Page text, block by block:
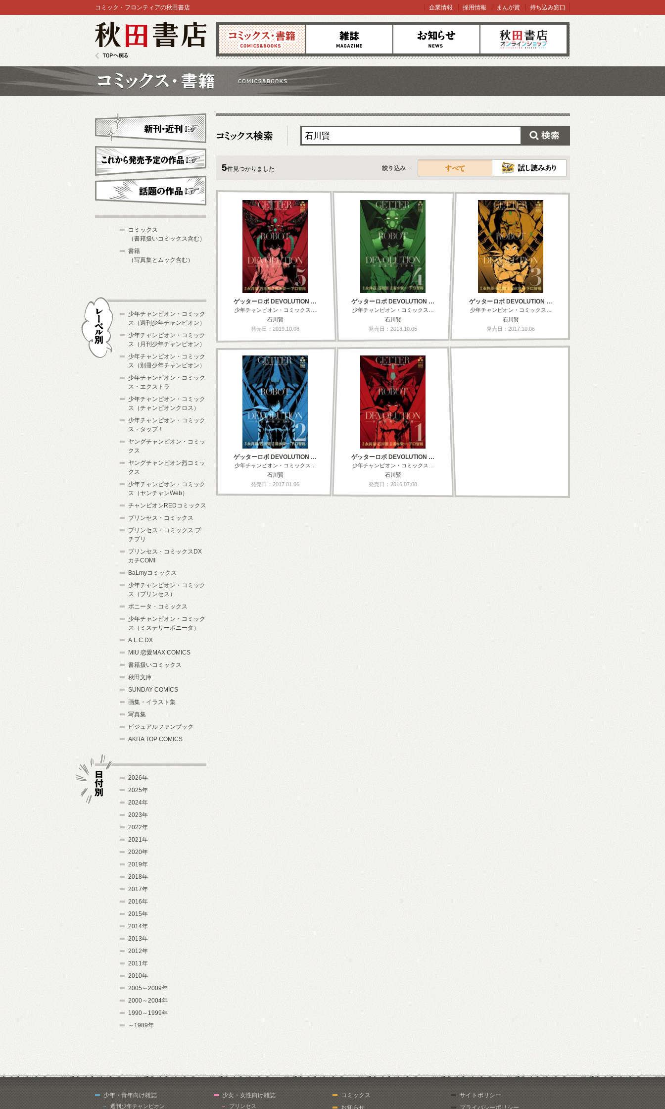
コミックス 雑誌 お知らせ オンラインショップ
コミック・フロンティアの秋田書店 企業情報 採用情報 まんが賞 持ち込み窓口
5件見つかりました
すべて
ゲッターロボ DEVOLUTION …
少年チャンピオン・コミックス…
石川賢
発売日：2019.10.08
ゲッターロボ DEVOLUTION …
少年チャンピオン・コミックス…
石川賢
発売日：2018.10.05
ゲッターロボ DEVOLUTION …
少年チャンピオン・コミックス…
石川賢
発売日：2017.10.06
ゲッターロボ DEVOLUTION …
少年チャンピオン・コミックス…
石川賢
発売日：2017.01.06
ゲッターロボ DEVOLUTION …
少年チャンピオン・コミックス…
石川賢
発売日：2016.07.08
新刊・近刊
これから発売予定
コミックス
（書籍扱いコミックス含む）
書籍
（写真集とムック含む）
少年チャンピオン・コミック
ス（週刊少年チャンピオン）
少年チャンピオン・コミック
ス（月刊少年チャンピオン）
少年チャンピオン・コミック
ス（別冊少年チャンピオン）
少年チャンピオン・コミック
ス・エクストラ
少年チャンピオン・コミック
ス（チャンピオンクロス）
少年チャンピオン・コミック
ス・タップ！
ヤングチャンピオン・コミッ
クス
ヤングチャンピオン烈コミッ
クス
少年チャンピオン・コミック
ス（ヤンチャンWeb）
チャンピオンREDコミックス
プリンセス・コミックス
プリンセス・コミックス プ
チプリ
プリンセス・コミックスDX
カチCOMI
BaLmyコミックス
少年チャンピオン・コミック
ス（プリンセス）
ボニータ・コミックス
少年チャンピオン・コミック
ス（ミステリーボニータ）
A.L.C.DX
MIU 恋愛MAX COMICS
書籍扱いコミックス
秋田文庫
SUNDAY COMICS
画集・イラスト集
写真集
ビジュアルファンブック
AKITA TOP COMICS
2026年
2025年
2024年
2023年
2022年
2021年
2020年
2019年
2018年
2017年
2016年
2015年
2014年
2013年
2012年
2011年
2010年
2005～2009年
2000～2004年
1990～1999年
～1989年
少年・青年向け雑誌
週刊少年チャンピオン
少女・女性向け雑誌
プリンセス
コミックス
お知らせ
サイトポリシー
プライバシーポリシー